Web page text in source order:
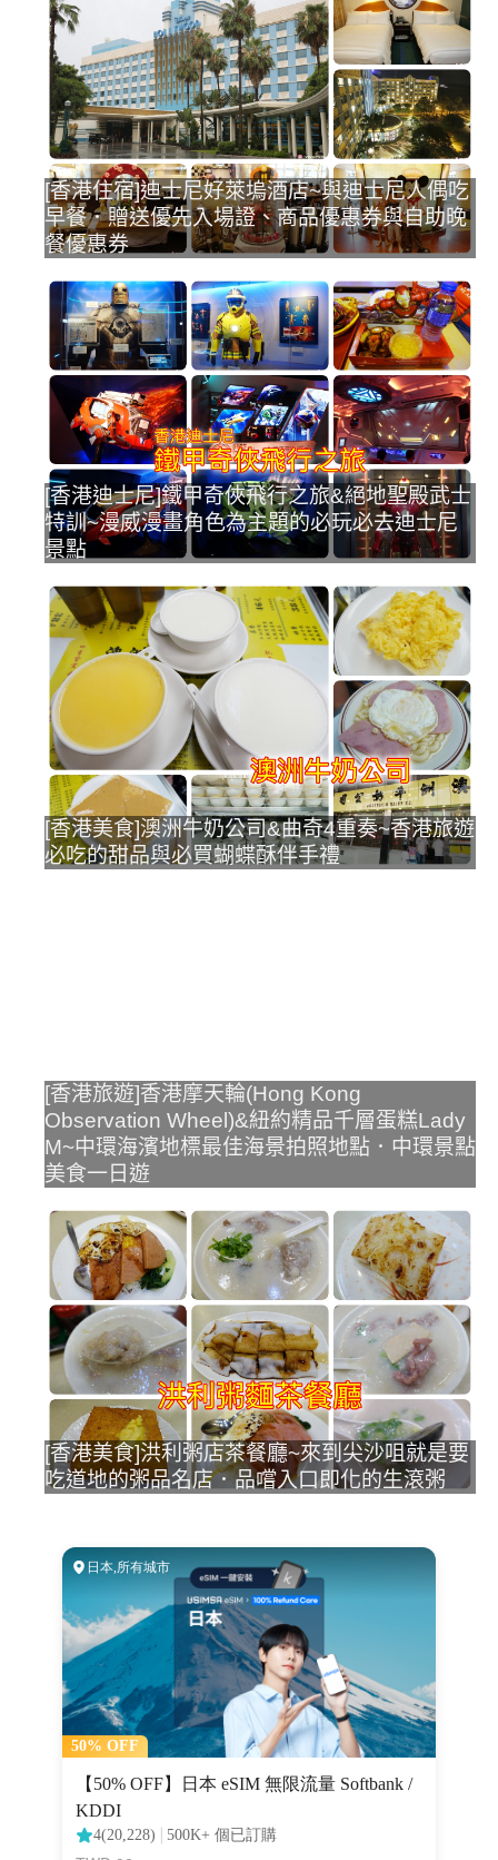
[香港住宿]迪士尼好萊塢酒店~與迪士尼人偶吃
早餐．贈送優先入場證、商品優惠券與自助晚
餐優惠券
[香港迪士尼]鐵甲奇俠飛行之旅&絕地聖殿武士
特訓~漫威漫畫角色為主題的必玩必去迪士尼
景點
[香港美食]澳洲牛奶公司&曲奇4重奏~香港旅遊
必吃的甜品與必買蝴蝶酥伴手禮
[香港旅遊]香港摩天輪(Hong Kong
Observation Wheel)&紐約精品千層蛋糕Lady
M~中環海濱地標最佳海景拍照地點．中環景點
美食一日遊
[香港美食]洪利粥店茶餐廳~來到尖沙咀就是要
吃道地的粥品名店．品嚐入口即化的生滾粥